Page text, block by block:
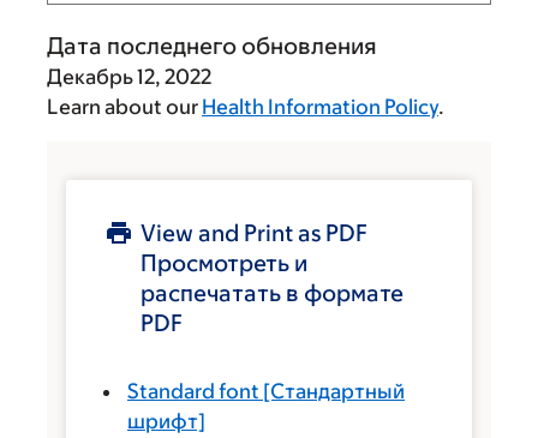
Дата последнего обновления
Декабрь 12, 2022
Learn about our Health Information Policy.
View and Print as PDF
Просмотреть и
распечатать в формате
PDF
Standard font [Стандартный
шрифт]